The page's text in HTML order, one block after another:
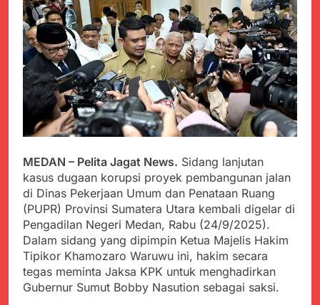
ADE SEBUT
PENYELENGGARAAN
SANGAT BAIK
Juli 22, 2024
Terungkap Dalang
Pemasok BHP Alkes ke
Puskesmas-
Puskesmas se-
kabupaten Sukabumi
selama 7 Tahun.
Juli 22, 2024
Warga Tersenyum
Bahagia Saat Satgas
Yonif 310/KK Bagikan
Puluhan Pakaian
Juli 22, 2024
Diduga Kadinkes Kab.
dalam pengadaan obat
akan kadaluarsa di
puskesmas.
Juli 22, 2024
Menkes diharap sidak
ke Dinkes dan keseluruh
Puskesmas di Kab.
Sukabumi terkait
Dugaan beredar nya
Obat obatan Kadaluarsa
Juli 21, 2024
Polres Sumenep
Ungkap Kasus
Pencabulan Terhadap
Anak
Juli 21, 2024
Kisruh terkait Dugaan
Puskesmas beli obat
akan Kadaluarsa,Ketua
MEDAN – Pelita Jagat News. Sidang lanjutan
kasus dugaan korupsi proyek pembangunan jalan
di Dinas Pekerjaan Umum dan Penataan Ruang
(PUPR) Provinsi Sumatera Utara kembali digelar di
Pengadilan Negeri Medan, Rabu (24/9/2025).
Dalam sidang yang dipimpin Ketua Majelis Hakim
Tipikor Khamozaro Waruwu ini, hakim secara
tegas meminta Jaksa KPK untuk menghadirkan
Gubernur Sumut Bobby Nasution sebagai saksi.